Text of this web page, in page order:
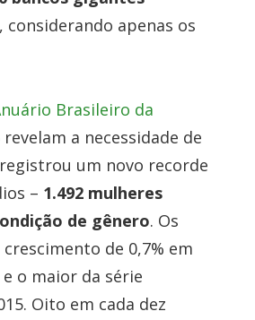
considerando apenas os
Brasileiro da
revelam a necessidade de
um novo recorde
– 1.492 mulheres
de gênero. Os
de 0,7% em
o maior da série
Oito em cada dez